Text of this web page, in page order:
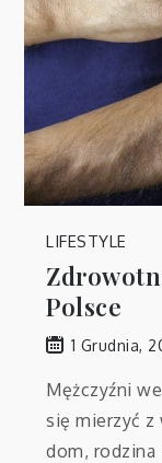
LIFESTYLE
Polsce
1 Grudnia,
Mężczyźni
się mierzyć z
dom,